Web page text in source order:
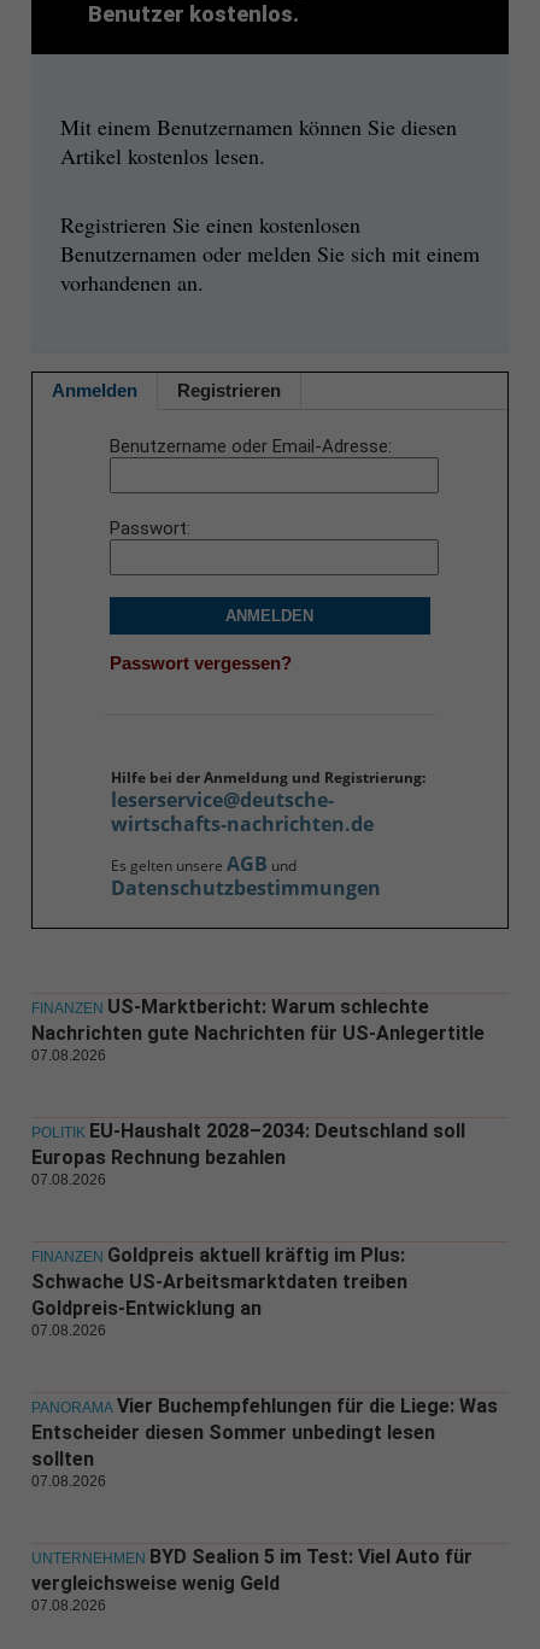
Benutzer kostenlos.
Mit einem Benutzernamen können Sie diesen
Artikel kostenlos lesen.
Registrieren Sie einen kostenlosen
Benutzernamen oder melden Sie sich mit einem
vorhandenen an.
Anmelden Registrieren
Benutzername oder Email-Adresse
Passwort
ANMELDEN
Passwort vergessen?
Hilfe bei der Anmeldung und Registrierung:
leserservice@deutsche-
wirtschafts-nachrichten.de
Es gelten unsere AGB und
Datenschutzbestimmungen
FINANZEN US-Marktbericht: Warum schlechte
Nachrichten gute Nachrichten für US-Anlegertitle
07.08.2026
POLITIK EU-Haushalt 2028–2034: Deutschland soll
Europas Rechnung bezahlen
07.08.2026
FINANZEN Goldpreis aktuell kräftig im Plus:
Schwache US-Arbeitsmarktdaten treiben
Goldpreis-Entwicklung an
07.08.2026
PANORAMA Vier Buchempfehlungen für die Liege: Was
Entscheider diesen Sommer unbedingt lesen
sollten
07.08.2026
UNTERNEHMEN BYD Sealion 5 im Test: Viel Auto für
vergleichsweise wenig Geld
07.08.2026